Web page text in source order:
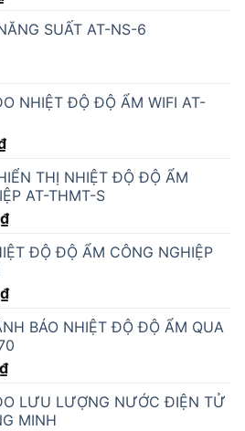
SUẤT AT-NS-6
NHIỆT ĐỘ ĐỘ ẨM WIFI AT-
THỊ NHIỆT ĐỘ ĐỘ ẨM
AT-THMT-S
₫
ĐỘ ĐỘ ẨM CÔNG NGHIỆP
₫
BÁO NHIỆT ĐỘ ĐỘ ẨM QUA
₫
LƯU LƯỢNG NƯỚC ĐIỆN TỬ
MINH